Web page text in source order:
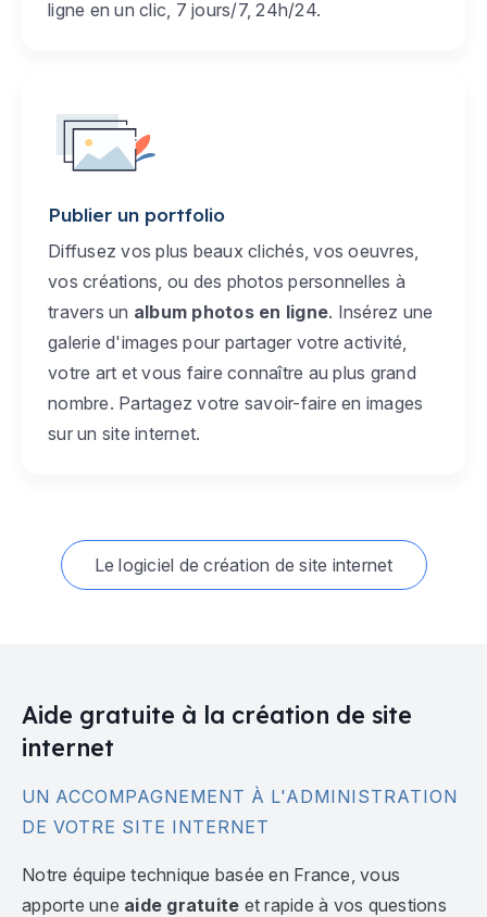
ligne en un clic, 7 jours/7, 24h/24.
Publier un portfolio
Diffusez vos plus beaux clichés, vos oeuvres,
vos créations, ou des photos personnelles à
travers un album photos en ligne. Insérez une
galerie d'images pour partager votre activité,
votre art et vous faire connaître au plus grand
nombre. Partagez votre savoir-faire en images
sur un site internet.
Le logiciel de création de site internet
Aide gratuite à la création de site
internet
UN ACCOMPAGNEMENT À L'ADMINISTRATION
DE VOTRE SITE INTERNET
Notre équipe technique basée en France, vous
apporte une aide gratuite et rapide à vos questions